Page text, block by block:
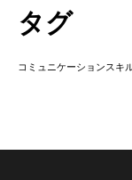
タグ
コミュニケーションスキ